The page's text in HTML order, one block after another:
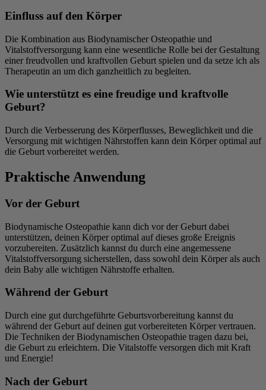
Einfluss auf den Körper
Die Kombination aus Biodynamischer Osteopathie und
Vitalstoffversorgung kann eine wesentliche Rolle bei der Gestaltung
einer freudvollen und kraftvollen Geburt spielen und da setze ich als
Therapeutin an um dich ganzheitlich zu begleiten.
Wie unterstützt es eine freudige und kraftvolle
Geburt?
Durch die Verbesserung des Körperflusses, Beweglichkeit und die
Versorgung mit wichtigen Nährstoffen kann dein Körper optimal auf
die Geburt vorbereitet werden.
Praktische Anwendung
Vor der Geburt
Biodynamische Osteopathie kann dich vor der Geburt dabei
unterstützen, deinen Körper optimal auf dieses große Ereignis
vorzubereiten. Zusätzlich kannst du durch eine angemessene
Vitalstoffversorgung sicherstellen, dass sowohl dein Körper als auch
dein Baby alle wichtigen Nährstoffe erhalten.
Während der Geburt
Durch eine gut durchgeführte Geburtsvorbereitung kannst du
während der Geburt auf deinen gut vorbereiteten Körper vertrauen.
Die Techniken der Biodynamischen Osteopathie tragen dazu bei,
die Geburt zu erleichtern. Die Vitalstoffe versorgen dich mit Kraft
und Energie!
Nach der Geburt